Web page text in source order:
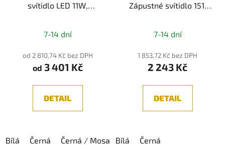
svítidlo LED 11W,
hodnocení
produktu
je
z
7-14 dní
od 2 810,74 Kč bez DPH
od 3 401 Kč
DETAIL
Bílá Černá Černá / Mosaz
Zápustné svítidlo 151,
7-14 dní
1 853,72 Kč bez DPH
2 243 Kč
DETAIL
Bílá Černá